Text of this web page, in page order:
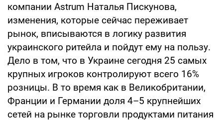
компании Astrum Наталья Пискунова,
изменения, которые сейчас переживает
рынок, вписываются в логику развития
украинского ритейла и пойдут ему на пользу.
Дело в том, что в Украине сегодня 25 самых
крупных игроков контролируют всего 16%
розницы. В то время как в Великобритании,
Франции и Германии доля 4–5 крупнейших
сетей на рынке торговли продуктами питания